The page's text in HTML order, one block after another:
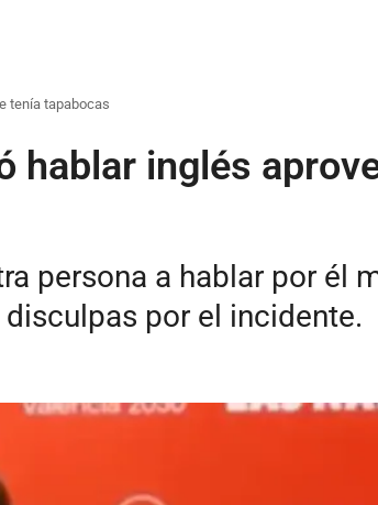
tenía tapabocas
hablar inglés
persona a hablar por él
por el incidente.